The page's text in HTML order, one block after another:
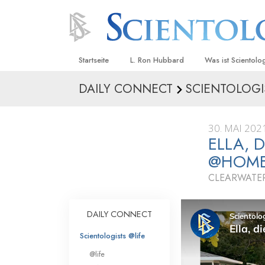
Startseite L. Ron Hubbard Was ist
Anschauungen
Was
sagen
Lernen Sie einen
Innerhalb einer
Die
Eine Einführung
DAILY CONNECT
30. MAI 2021
ELLA,
DAILY CONNECT
Scientologists @life
@life